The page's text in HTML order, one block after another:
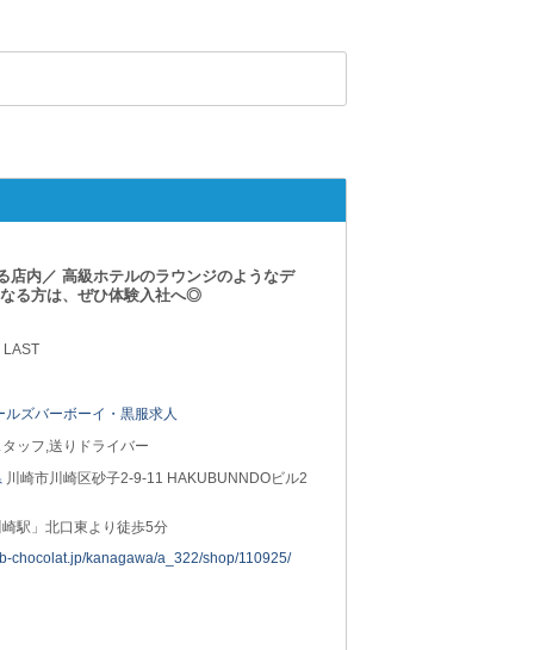
店内／ 高級ホテルのラウンジのようなデ
る方は、ぜひ体験入社へ◎
LAST
ルズバーボーイ・黒服求人
ッフ,送りドライバー
川崎市川崎区砂子2-9-11 HAKUBUNNDOビル2
駅」北口東より徒歩5分
chocolat.jp/kanagawa/a_322/shop/110925/